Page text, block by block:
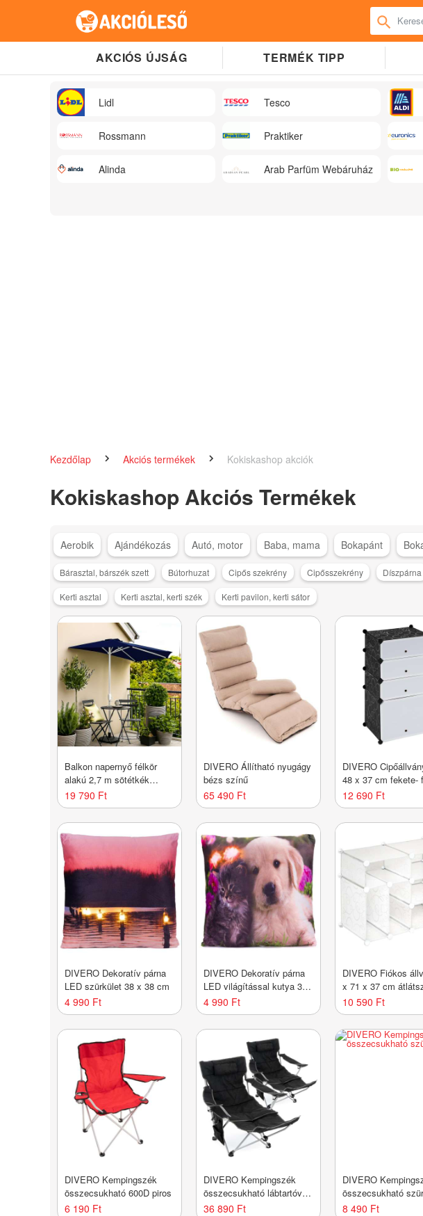
AKCIÓS ÚJSÁG TERMÉK TIPP
Lidl Tesco
Rossmann Praktiker
Alinda Arab Parfüm Webáruház
Kezdőlap Akciós termékek Kokiskashop akciók
Kokiskashop Akciós Termékek
Aerobik Ajándékozás Autó, motor Baba, mama Bokapánt
Bárasztal, bárszék szett Bútorhuzat Cipős szekrény Cipősszekrény Díszpárna
Kerti asztal Kerti asztal, kerti szék Kerti pavilon, kerti sátor
Balkon napernyő félkör
alakú 2,7 m sötétkék
karral
19 790 Ft
DIVERO Állítható nyugágy
bézs színű
65 490 Ft
DIVERO
48 x 37 cm fekete-
12 690 Ft
DIVERO Dekoratív párna
LED szürkület 38 x 38 cm
4 990 Ft
DIVERO Dekoratív párna
LED világítással kutya 38
x 38 cm
4 990 Ft
DIVERO Fiókos
x 71 x 37 cm
10 590 Ft
DIVERO Kempingszék
összecsukható 600D piros
6 190 Ft
DIVERO Kempingszék
összecsukható lábtartóval
2 db fekete
36 890 Ft
DIVERO
összecsukható
8 490 Ft